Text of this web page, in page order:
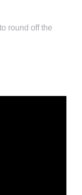
round off the